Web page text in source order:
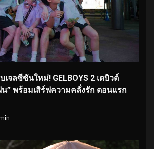
เจลซีซันใหม่! GELBOYS 2 เดบิวต์
” พร้อมเสิร์ฟความคลั่งรัก ตอนแรก